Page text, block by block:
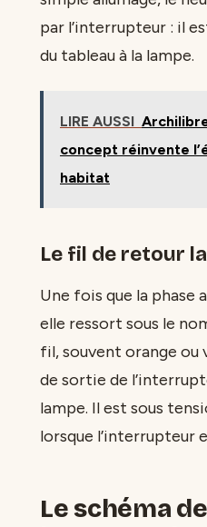
par l’interrupteur : il
du tableau à la lampe.
LIRE AUSSI
concept réinvente
habitat
Le fil de retour
Une fois que la phase
elle ressort sous le
fil, souvent orange ou
de sortie de
lampe. Il est sous
lorsque l’interrupteur
Le schéma